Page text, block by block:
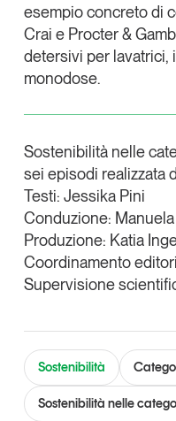
Chi siamo
Contatti
Tendenze Journal
La nostra newsletter
Iscriviti
esempio concreto di
Crai e Procter &
detersivi per lavatrici,
monodose.
Sostenibilità nelle
sei episodi realizzata
Testi: Jessika Pini
Conduzione:
Produzione: Katia
Coordinamento
Supervisione
Sostenibilità
Sostenibilità nelle